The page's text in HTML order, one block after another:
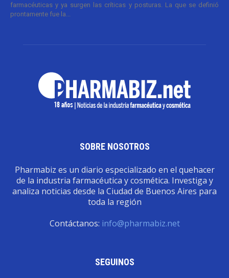
farmacéuticas y ya surgen las críticas y posturas. La que se definió
prontamente fue la...
SOBRE NOSOTROS
Pharmabiz es un diario especializado en el quehacer
de la industria farmacéutica y cosmética. Investiga y
analiza noticias desde la Ciudad de Buenos Aires para
toda la región
Contáctanos: info@pharmabiz.net
SEGUINOS